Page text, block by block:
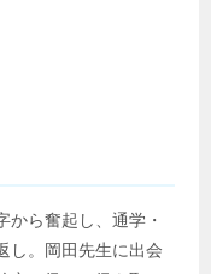
から奮起し、通学・
し。岡田先生に出会